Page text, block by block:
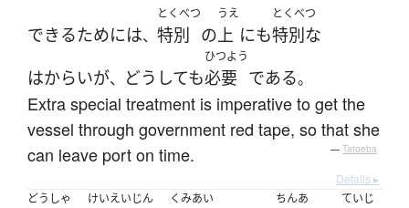
できるためには、
とくべつ
特別 の
うえ
上 にも
とくべつ
特別な
はからいが、 どうしても
ひつよう
必要 である。
Extra special treatment is imperative to get the
vessel through government red tape, so that she
can leave port on time.
— Tatoeba
Details ▸
どうしゃ
けいえいじん くみあい ちんあ ていじ